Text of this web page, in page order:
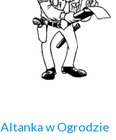
Altanka w Ogrodzie